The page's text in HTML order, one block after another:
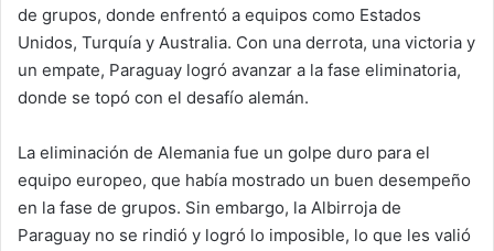
de grupos, donde enfrentó a equipos como Estados
Unidos, Turquía y Australia. Con una derrota, una victoria y
un empate, Paraguay logró avanzar a la fase eliminatoria,
donde se topó con el desafío alemán.
La eliminación de Alemania fue un golpe duro para el
equipo europeo, que había mostrado un buen desempeño
en la fase de grupos. Sin embargo, la Albirroja de
Paraguay no se rindió y logró lo imposible, lo que les valió